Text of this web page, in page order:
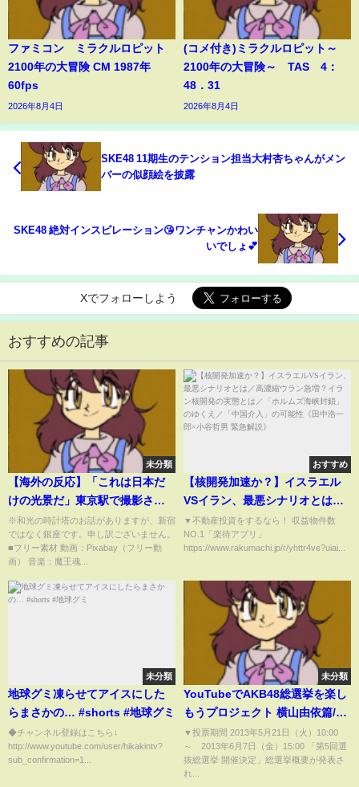
ファミコン ミラクルロピット
2100年の大冒険 CM 1987年
60fps
2026年8月4日
(コメ付き)ミラクルロピット～
2100年の大冒険～ TAS 4：
48．31
2026年8月4日
SKE48 11期生のテンション担当大村杏ちゃんがメン
バーの似顔絵を披露
SKE48 絶対インスピレーション😘ワンチャンかわい
いでしょ💕
Xでフォローしよう
おすすめの記事
未分類
【海外の反応】「これは日本だ
けの光景だ」東京駅で撮影され
た『７分間の映像』に海外が騒
然となった理由
※和光の時計塔のお話がありますが、新宿
ではなく銀座です。申し訳ございません。
■フリー素材 動画：Pixabay（フリー動
画） 音楽：魔王魂...
おすすめ
【核開発加速か？】イスラエル
VSイラン、最悪シナリオとは／
高濃縮ウラン急増？イラン核開
発の実態とは／「ホルムズ海峡
封鎖」のゆくえ／「中国介入」
緊急解説》
▼不動産投資をするなら！ 収益物件数
NO.1「楽待アプリ」
https://www.rakumachi.jp/r/yhttr4ve?uiai...
未分類
地球グミ凍らせてアイスにした
らまさかの… #shorts #地球グミ
◆チャンネル登録はこちら↓
http://www.youtube.com/user/hikakintv?
sub_confirmation=1...
未分類
YouTubeでAKB48総選挙を楽し
もうプロジェクト 横山由依篇/
AKB48[非公式]
▼投票期間 2013年5月21日（火）10:00
～ 2013年6月7日（金）15:00 「第5回選
抜総選挙 開催決定」総選挙概要が発表さ
れ...